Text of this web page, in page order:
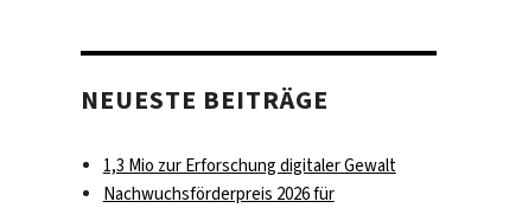
NEUESTE BEITRÄGE
1,3 Mio zur Erforschung digitaler Gewalt
Nachwuchsförderpreis 2026 für